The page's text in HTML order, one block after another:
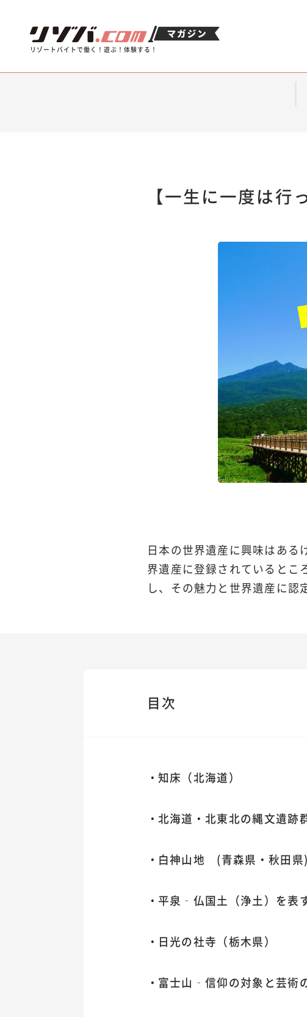
リゾートバイトで働く！遊ぶ！体験する！
【一生に一度は
日本の世界遺産に興味はあ
界遺産に登録されているとこ
し、その魅力と世界遺産に認
目次
知床（北海道）
北海道・北東北の縄文遺
白神山地 (青森県・秋田県)
平泉‐仏国土（浄土）を表
日光の社寺（栃木県）
富士山‐信仰の対象と芸術